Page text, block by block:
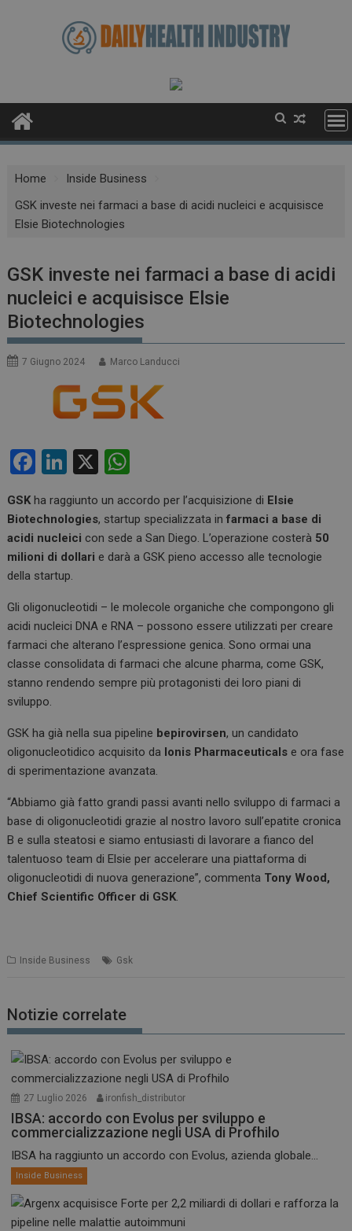
Home
Inside Business
GSK investe nei farmaci a base di acidi nucleici e acquisisce
Elsie Biotechnologies
GSK investe nei farmaci a base di acidi
nucleici e acquisisce Elsie
Biotechnologies
7 Giugno 2024 Marco Landucci
F
ce
b
o
o
k
Li
ke
dI
n
X
at
s
A
p
GSKha raggiunto un accordo per l’acquisizione di Elsie
Biotechnologies, startup specializzata in farmaci a base di
acidi nucleici con sede a San Diego. L’operazione costerà 50
milioni di dollari e darà a GSK pieno accesso alle tecnologie
della startup.
Gli oligonucleotidi – le molecole organiche che compongono gli
acidi nucleici DNA e RNA – possono essere utilizzati per creare
farmaci che alterano l’espressione genica. Sono ormai una
classe consolidata di farmaci che alcune pharma, come GSK,
stanno rendendo sempre più protagonisti dei loro piani di
sviluppo.
GSK ha già nella sua pipeline bepirovirsen, un candidato
oligonucleotidico acquisito da Ionis Pharmaceuticals e ora fase
di sperimentazione avanzata.
“Abbiamo già fatto grandi passi avanti nello sviluppo di farmaci a
base di oligonucleotidi grazie al nostro lavoro sull’epatite cronica
B e sulla steatosi e siamo entusiasti di lavorare a fianco del
talentuoso team di Elsie per accelerare una piattaforma di
oligonucleotidi di nuova generazione”, commenta Tony Wood,
Chief Scientific Officer di GSK.
Inside Business Gsk
Notizie correlate
27 Luglio 2026 ironfish_distributor
IBSA: accordo con Evolus per sviluppo e
commercializzazione negli USA di Profhilo
IBSA ha raggiunto un accordo con Evolus, azienda globale...
Inside Business